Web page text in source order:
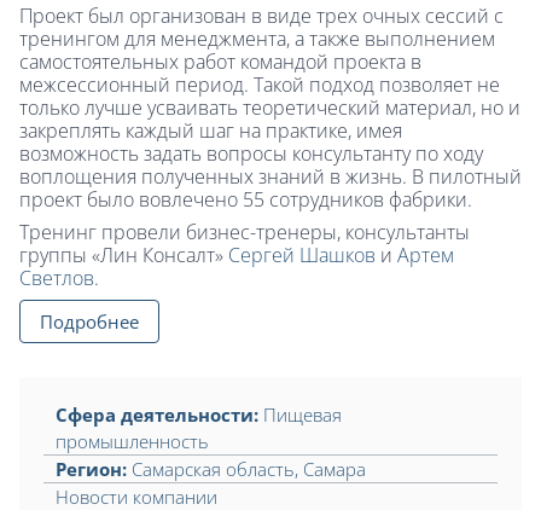
Проект был организован в виде трех очных сессий с
тренингом для менеджмента, а также выполнением
самостоятельных работ командой проекта в
межсессионный период. Такой подход позволяет не
только лучше усваивать теоретический материал, но и
закреплять каждый шаг на практике, имея
возможность задать вопросы консультанту по ходу
воплощения полученных знаний в жизнь. В пилотный
проект было вовлечено 55 сотрудников фабрики.
Тренинг провели бизнес-тренеры, консультанты
группы «Лин Консалт» Сергей Шашков и Артем
Светлов.
Подробнее
Сфера деятельности: Пищевая
промышленность
Регион: Самарская область, Самара
Новости компании